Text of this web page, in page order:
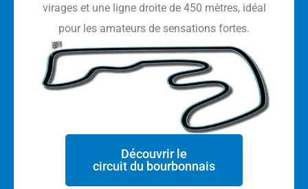
virages et une ligne droite de 450 mètres, idéal
pour les amateurs de sensations fortes.
Découvrir le
circuit du bourbonnais